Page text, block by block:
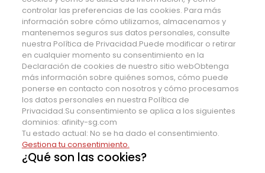
controlar las preferencias de las cookies. Para más
información sobre cómo utilizamos, almacenamos y
mantenemos seguros sus datos personales, consulte
nuestra Política de Privacidad.Puede modificar o retirar
en cualquier momento su consentimiento en la
Declaración de cookies de nuestro sitio webObtenga
más información sobre quiénes somos, cómo puede
ponerse en contacto con nosotros y cómo procesamos
los datos personales en nuestra Política de
Privacidad.Su consentimiento se aplica a los siguientes
dominios: afinity-sg.com
Tu estado actual: No se ha dado el consentimiento.
Gestiona tu consentimiento.
¿Qué son las cookies?